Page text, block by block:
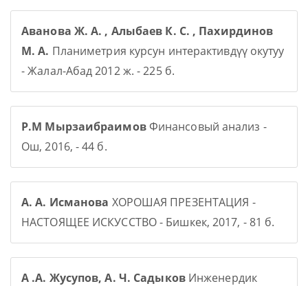
Аванова Ж. А. , Алыбаев К. С. , Пахирдинов
М. А. Планиметрия курсун интерактивдүү окутуу
- Жалал-Абад 2012 ж. - 225 б.
Р.М МырзаибраимовФинансовый анализ -
Ош, 2016, - 44 б.
А. А. Исманова ХОРОШАЯ ПРЕЗЕНТАЦИЯ -
НАСТОЯЩЕЕ ИСКУССТВО - Бишкек, 2017, - 81 б.
А .А. Жусупов, А. Ч. Садыков Инженердик